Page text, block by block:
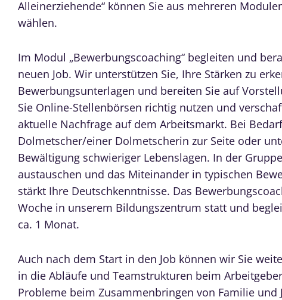
Alleinerziehende“ können Sie aus mehreren
wählen.
Im Modul „Bewerbungscoaching“ begleiten und
neuen Job. Wir unterstützen Sie, Ihre Stärken zu
Bewerbungsunterlagen und bereiten Sie auf
Sie Online-Stellenbörsen richtig nutzen und
aktuelle Nachfrage auf dem Arbeitsmarkt. Bei
Dolmetscher/einer Dolmetscherin zur Seite oder
Bewältigung schwieriger Lebenslagen. In der
austauschen und das Miteinander in typischen
stärkt Ihre Deutschkenntnisse. Das
Woche in unserem Bildungszentrum statt und
ca. 1 Monat.
Auch nach dem Start in den Job können wir Sie
in die Abläufe und Teamstrukturen beim
Probleme beim Zusammenbringen von Familie und